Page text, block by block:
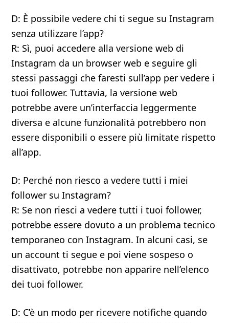
D: È possibile vedere chi ti segue su Instagram
senza utilizzare l’app?
R: Sì, puoi accedere alla versione web di
Instagram da un browser web e seguire gli
stessi passaggi che faresti sull’app per vedere i
tuoi follower. Tuttavia, la versione web
potrebbe avere un’interfaccia leggermente
diversa e alcune funzionalità potrebbero non
essere disponibili o essere più limitate rispetto
all’app.
D: Perché non riesco a vedere tutti i miei
follower su Instagram?
R: Se non riesci a vedere tutti i tuoi follower,
potrebbe essere dovuto a un problema tecnico
temporaneo con Instagram. In alcuni casi, se
un account ti segue e poi viene sospeso o
disattivato, potrebbe non apparire nell’elenco
dei tuoi follower.
D: C’è un modo per ricevere notifiche quando